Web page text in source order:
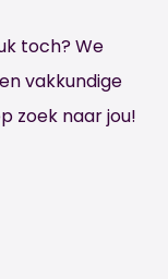
toch? We
vakkundige
zoek naar jou!